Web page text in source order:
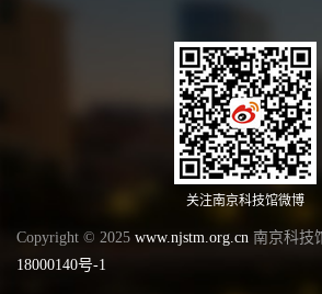
关注南京科技馆微博
Copyright © 2025 www.njstm.org.cn 南京科技
18000140号-1